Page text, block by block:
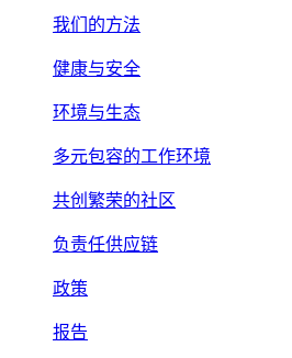
我们的方法
健康与安全
环境与生态
多元包容的工作环境
共创繁荣的社区
负责任供应链
政策
报告